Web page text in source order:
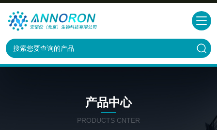
产品中心
PRODUCTS CNTER